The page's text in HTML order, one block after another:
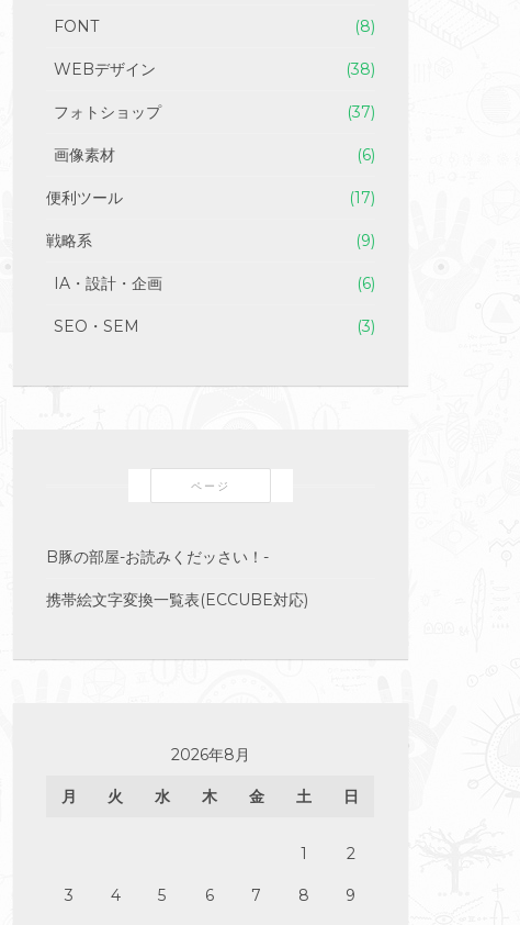
FONT (8)
WEBデザイン (38)
フォトショップ (37)
画像素材 (6)
便利ツール (17)
戦略系 (9)
IA・設計・企画 (6)
SEO・SEM (3)
ページ
B豚の部屋-お読みくだッさい！-
携帯絵文字変換一覧表(ECCUBE対応)
2026年8月
月 火 水 木 金 土 日
1 2
3 4 5 6 7 8 9